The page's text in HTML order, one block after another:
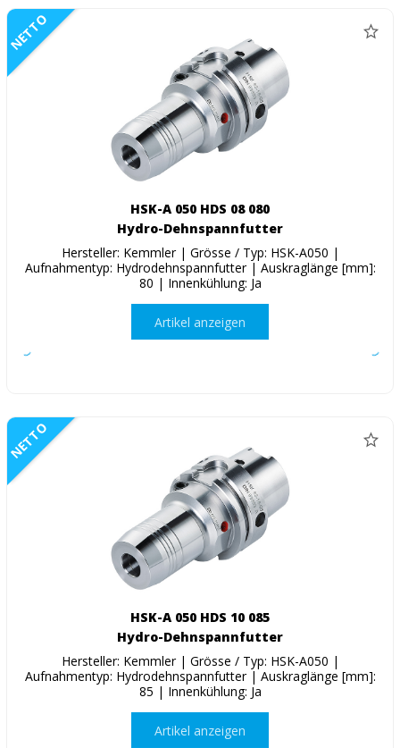
NETTO
HSK-A 050 HDS 08 080
Hydro-Dehnspannfutter
Hersteller: Kemmler | Grösse / Typ: HSK-A050 |
Aufnahmentyp: Hydrodehnspannfutter | Auskraglänge [mm]:
80 | Innenkühlung: Ja
Artikel anzeigen
NETTO
HSK-A 050 HDS 10 085
Hydro-Dehnspannfutter
Hersteller: Kemmler | Grösse / Typ: HSK-A050 |
Aufnahmentyp: Hydrodehnspannfutter | Auskraglänge [mm]:
85 | Innenkühlung: Ja
Artikel anzeigen